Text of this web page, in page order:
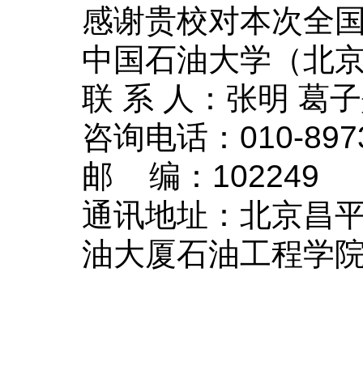
感谢贵校对本次全
中国石油大学（北
联 系 人：张明 葛
咨询电话： 010-
邮
编： 102249
通讯地址：北京昌
油大厦石油工程学